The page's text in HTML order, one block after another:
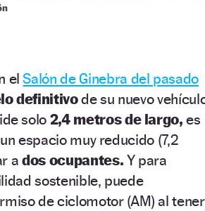
elSalón de Ginebra del pasado
definitivode su nuevo
solo 2,4 metros de largo, es
espacio muy reducido (7,2
ados ocupantes. Y para
sostenible, puede
de ciclomotor (AM) al tener